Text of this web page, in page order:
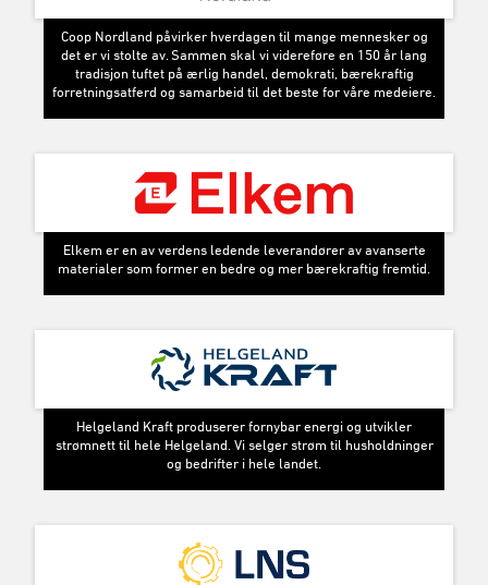
Coop Nordland påvirker hverdagen til mange mennesker og
det er vi stolte av. Sammen skal vi videreføre en 150 år lang
tradisjon tuftet på ærlig handel, demokrati, bærekraftig
forretningsatferd og samarbeid til det beste for våre medeiere.
Elkem er en av verdens ledende leverandører av avanserte
materialer som former en bedre og mer bærekraftig fremtid.
Helgeland Kraft produserer fornybar energi og utvikler
strømnett til hele Helgeland. Vi selger strøm til husholdninger
og bedrifter i hele landet.